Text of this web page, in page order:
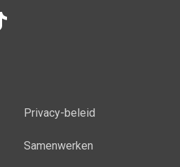
Privacy-beleid
Samenwerken